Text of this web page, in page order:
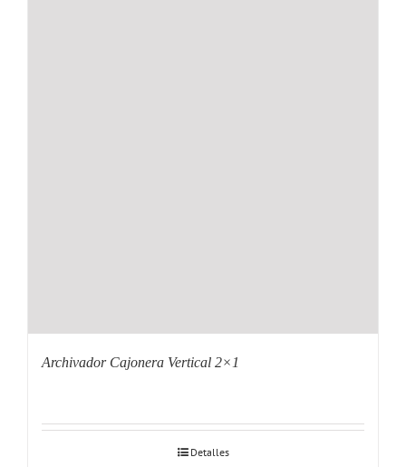
Archivador Cajonera Vertical 2×1
Detalles